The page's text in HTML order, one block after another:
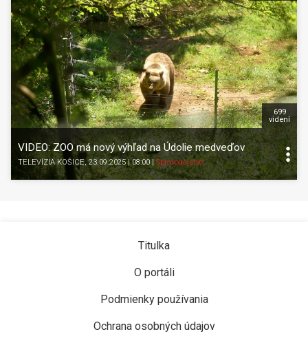
VIDEO: ZOO má nový výhľad na Údolie medveďov
TELEVÍZIA KOŠICE, 23.09.2025 | 08:00| Spravodajstvo
699
videní
Titulka
O portáli
Podmienky používania
Ochrana osobných údajov